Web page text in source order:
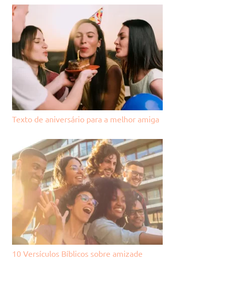
Texto de aniversário para a melhor amiga
10 Versículos Bíblicos sobre amizade